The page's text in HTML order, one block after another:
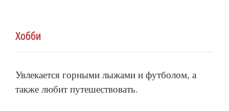
Хобби
Увлекается горными лыжами и футболом, а
также любит путешествовать.